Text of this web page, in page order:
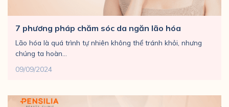
7 phương pháp chăm sóc da ngăn lão hóa
Lão hóa là quá trình tự nhiên không thể tránh khỏi, nhưng
chúng ta hoàn...
09/09/2024